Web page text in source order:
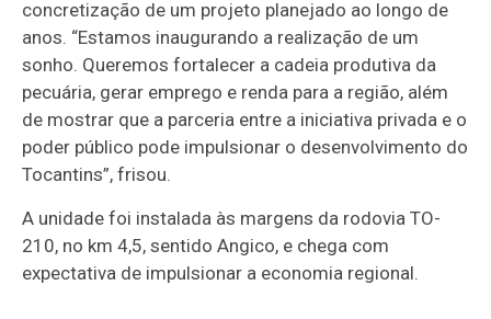
concretização de um projeto planejado ao longo de
anos. “Estamos inaugurando a realização de um
sonho. Queremos fortalecer a cadeia produtiva da
pecuária, gerar emprego e renda para a região, além
de mostrar que a parceria entre a iniciativa privada e o
poder público pode impulsionar o desenvolvimento do
Tocantins”, frisou.
A unidade foi instalada às margens da rodovia TO-
210, no km 4,5, sentido Angico, e chega com
expectativa de impulsionar a economia regional.